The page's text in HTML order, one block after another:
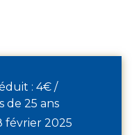
: 4€ /
de 25 ans
février 2025